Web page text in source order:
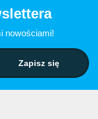
nowościami!